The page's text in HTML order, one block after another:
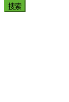
搜索